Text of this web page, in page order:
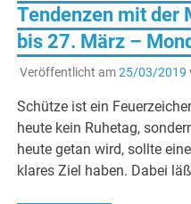
Tendenzen mit der
bis 27. März –
Veröffentlicht am25/03/2019
Schütze ist ein
heute kein Ruhetag,
heute getan wird, sollte
klares Ziel haben. Dabei